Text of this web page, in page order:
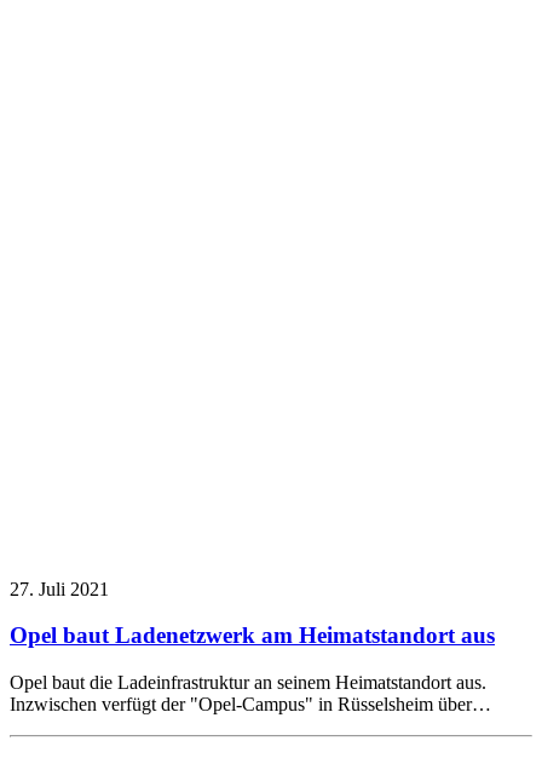
27. Juli 2021
Opel baut Ladenetzwerk am Heimatstandort aus
Opel baut die Ladeinfrastruktur an seinem Heimatstandort aus.
Inzwischen verfügt der "Opel-Campus" in Rüsselsheim über…